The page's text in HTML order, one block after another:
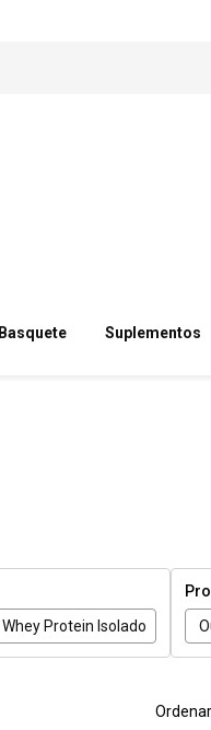
Basquete Suplementos
Whey Protein Isolado